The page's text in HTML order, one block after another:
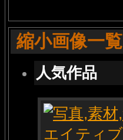
縮小画像一覧
人気作品